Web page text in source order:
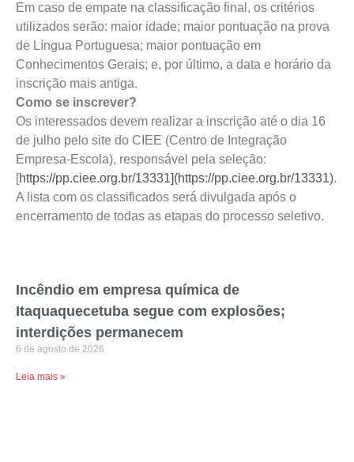
Em caso de empate na classificação final, os critérios
utilizados serão: maior idade; maior pontuação na prova
de Língua Portuguesa; maior pontuação em
Conhecimentos Gerais; e, por último, a data e horário da
inscrição mais antiga.
Como se inscrever?
Os interessados devem realizar a inscrição até o dia 16
de julho pelo site do CIEE (Centro de Integração
Empresa-Escola), responsável pela seleção:
[https://pp.ciee.org.br/13331](https://pp.ciee.org.br/13331).
A lista com os classificados será divulgada após o
encerramento de todas as etapas do processo seletivo.
Incêndio em empresa química de
Itaquaquecetuba segue com explosões;
interdições permanecem
6 de agosto de 2026
Leia mais »